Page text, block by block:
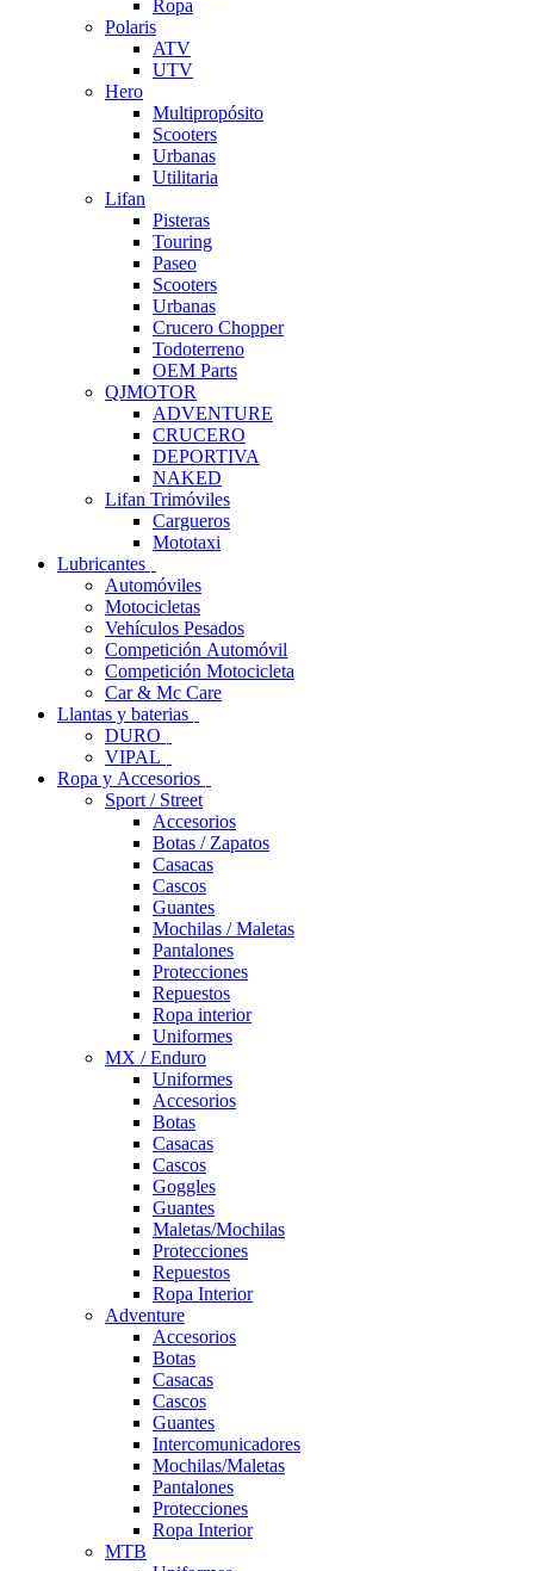
Ropa
Polaris
ATV
UTV
Hero
Multipropósito
Scooters
Urbanas
Utilitaria
Lifan
Pisteras
Touring
Paseo
Scooters
Urbanas
Crucero Chopper
Todoterreno
OEM Parts
QJMOTOR
ADVENTURE
CRUCERO
DEPORTIVA
NAKED
Lifan Trimóviles
Cargueros
Mototaxi
Lubricantes
Automóviles
Motocicletas
Vehículos Pesados
Competición Automóvil
Competición Motocicleta
Car & Mc Care
Llantas y baterias
DURO
VIPAL
Ropa y Accesorios
Sport / Street
Accesorios
Botas / Zapatos
Casacas
Cascos
Guantes
Mochilas / Maletas
Pantalones
Protecciones
Repuestos
Ropa interior
Uniformes
MX / Enduro
Uniformes
Accesorios
Botas
Casacas
Cascos
Goggles
Guantes
Maletas/Mochilas
Protecciones
Repuestos
Ropa Interior
Adventure
Accesorios
Botas
Casacas
Cascos
Guantes
Intercomunicadores
Mochilas/Maletas
Pantalones
Protecciones
Ropa Interior
MTB